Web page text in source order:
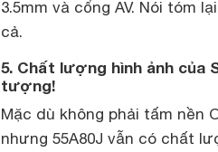
3.5mm và cổng AV. Nói tóm
cả.
5. Chất lượng hình ảnh của
tượng!
Mặc dù không phải tấm nền
nhưng 55A80J vẫn có chất